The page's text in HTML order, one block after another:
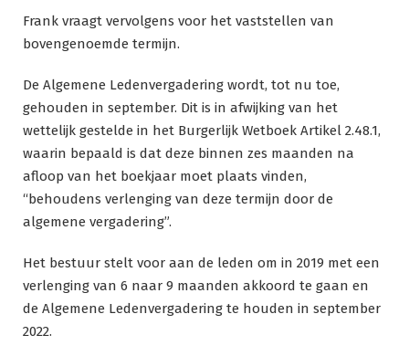
Frank vraagt vervolgens voor het vaststellen van
bovengenoemde termijn.
De Algemene Ledenvergadering wordt, tot nu toe,
gehouden in september. Dit is in afwijking van het
wettelijk gestelde in het Burgerlijk Wetboek Artikel 2.48.1,
waarin bepaald is dat deze binnen zes maanden na
afloop van het boekjaar moet plaats vinden,
“behoudens verlenging van deze termijn door de
algemene vergadering”.
Het bestuur stelt voor aan de leden om in 2019 met een
verlenging van 6 naar 9 maanden akkoord te gaan en
de Algemene Ledenvergadering te houden in september
2022.